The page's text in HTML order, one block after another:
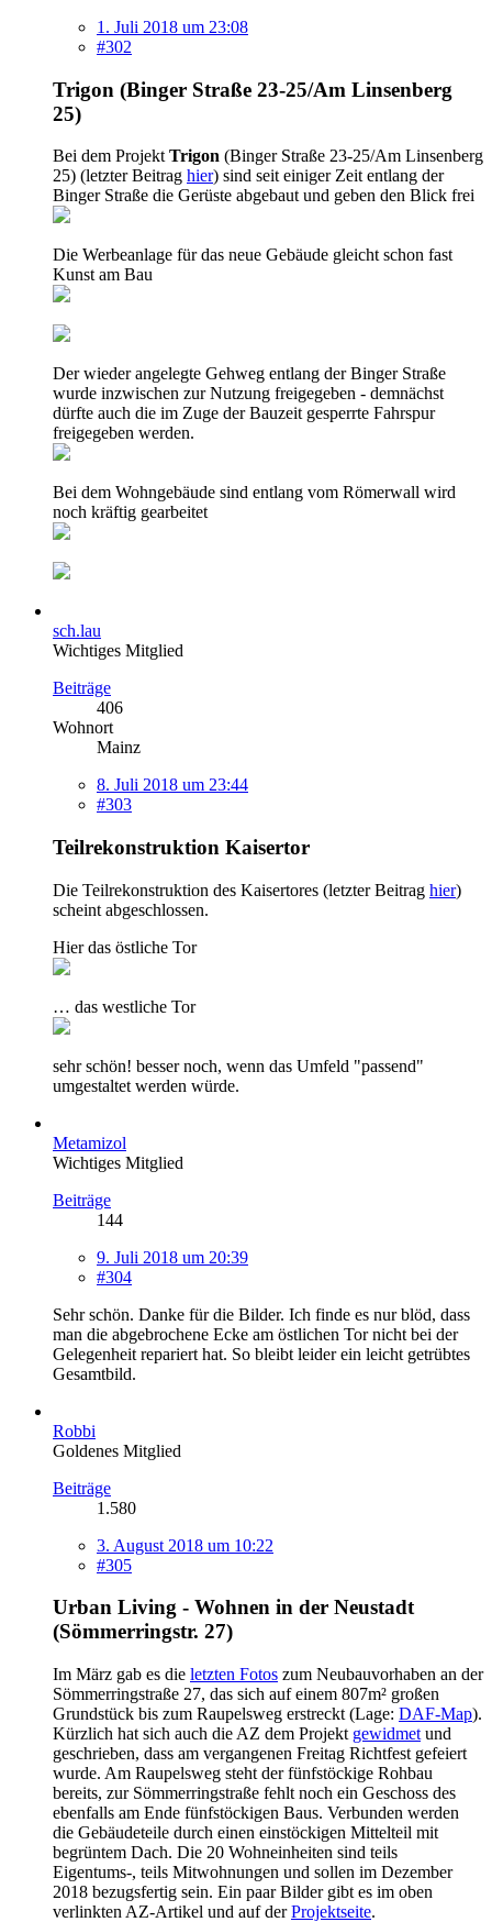
1. Juli 2018 um 23:08
#302
Trigon (Binger Straße 23-25/Am Linsenberg
25)
Bei dem Projekt Trigon (Binger Straße 23-25/Am Linsenberg
25) (letzter Beitrag hier) sind seit einiger Zeit entlang der
Binger Straße die Gerüste abgebaut und geben den Blick frei
Die Werbeanlage für das neue Gebäude gleicht schon fast
Kunst am Bau
Der wieder angelegte Gehweg entlang der Binger Straße
wurde inzwischen zur Nutzung freigegeben - demnächst
dürfte auch die im Zuge der Bauzeit gesperrte Fahrspur
freigegeben werden.
Bei dem Wohngebäude sind entlang vom Römerwall wird
noch kräftig gearbeitet
sch.lau
Wichtiges Mitglied
Beiträge
406
Wohnort
Mainz
8. Juli 2018 um 23:44
#303
Teilrekonstruktion Kaisertor
Die Teilrekonstruktion des Kaisertores (letzter Beitrag hier)
scheint abgeschlossen.
Hier das östliche Tor
… das westliche Tor
sehr schön! besser noch, wenn das Umfeld "passend"
umgestaltet werden würde.
Metamizol
Wichtiges Mitglied
Beiträge
144
9. Juli 2018 um 20:39
#304
Sehr schön. Danke für die Bilder. Ich finde es nur blöd, dass
man die abgebrochene Ecke am östlichen Tor nicht bei der
Gelegenheit repariert hat. So bleibt leider ein leicht getrübtes
Gesamtbild.
Robbi
Goldenes Mitglied
Beiträge
1.580
3. August 2018 um 10:22
#305
Urban Living - Wohnen in der Neustadt
(Sömmerringstr. 27)
Im März gab es die letzten Fotos zum Neubauvorhaben an der
Sömmerringstraße 27, das sich auf einem 807m² großen
Grundstück bis zum Raupelsweg erstreckt (Lage: DAF-Map).
Kürzlich hat sich auch die AZ dem Projekt gewidmet und
geschrieben, dass am vergangenen Freitag Richtfest gefeiert
wurde. Am Raupelsweg steht der fünfstöckige Rohbau
bereits, zur Sömmerringstraße fehlt noch ein Geschoss des
ebenfalls am Ende fünfstöckigen Baus. Verbunden werden
die Gebäudeteile durch einen einstöckigen Mittelteil mit
begrüntem Dach. Die 20 Wohneinheiten sind teils
Eigentums-, teils Mitwohnungen und sollen im Dezember
2018 bezugsfertig sein. Ein paar Bilder gibt es im oben
verlinkten AZ-Artikel und auf derProjektseite.